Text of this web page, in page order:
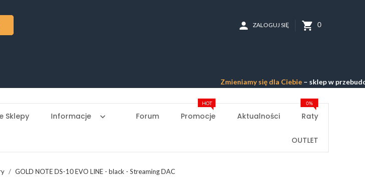
shopping_cart 0
person ZALOGUJ SIĘ
Zmieniamy się dla Ciebie– sklep w przebudowie –
Sklepy Informacje keyboard_arrow_down Forum Promocje
HOT
Aktualności Raty
0%
OUTLET
GOLD NOTE DS-10 EVO LINE - black - Streaming DAC